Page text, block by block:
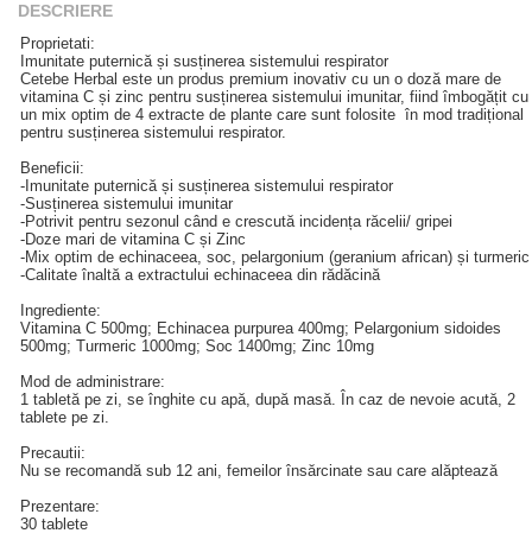
DESCRIERE
Proprietati:
Imunitate puternică și susținerea sistemului respirator
Cetebe Herbal este un produs premium inovativ cu un o doză mare de
vitamina C și zinc pentru susținerea sistemului imunitar, fiind îmbogățit cu
un mix optim de 4 extracte de plante care sunt folosite în mod tradițional
pentru susținerea sistemului respirator.
Beneficii:
-Imunitate puternică și susținerea sistemului respirator
-Susținerea sistemului imunitar
-Potrivit pentru sezonul când e crescută incidența răcelii/ gripei
-Doze mari de vitamina C și Zinc
-Mix optim de echinaceea, soc, pelargonium (geranium african) și turmeric
-Calitate înaltă a extractului echinaceea din rădăcină
Ingrediente:
Vitamina C 500mg; Echinacea purpurea 400mg; Pelargonium sidoides
500mg; Turmeric 1000mg; Soc 1400mg; Zinc 10mg
Mod de administrare:
1 tabletă pe zi, se înghite cu apă, după masă. În caz de nevoie acută, 2
tablete pe zi.
Precautii:
Nu se recomandă sub 12 ani, femeilor însărcinate sau care alăptează
Prezentare:
30 tablete